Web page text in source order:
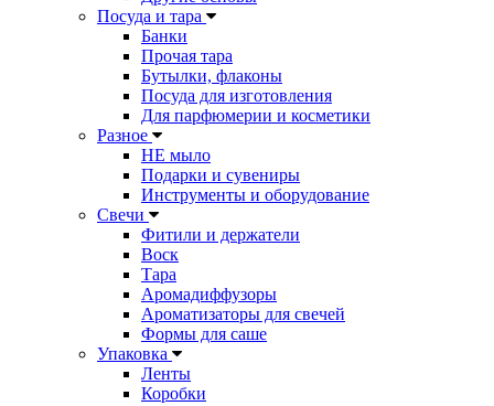
Посуда и тара
Банки
Прочая тара
Бутылки, флаконы
Посуда для изготовления
Для парфюмерии и косметики
Разное
НЕ мыло
Подарки и сувениры
Инструменты и оборудование
Свечи
Фитили и держатели
Воск
Тара
Аромадиффузоры
Ароматизаторы для свечей
Формы для саше
Упаковка
Ленты
Коробки